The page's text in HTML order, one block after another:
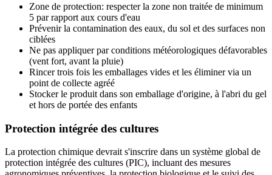
Zone de protection: respecter la zone non traitée de minimum
5 par rapport aux cours d'eau
Prévenir la contamination des eaux, du sol et des surfaces non
ciblées
Ne pas appliquer par conditions météorologiques défavorables
(vent fort, avant la pluie)
Rincer trois fois les emballages vides et les éliminer via un
point de collecte agréé
Stocker le produit dans son emballage d'origine, à l'abri du gel
et hors de portée des enfants
Protection intégrée des cultures
La protection chimique devrait s'inscrire dans un système global de
protection intégrée des cultures (PIC), incluant des mesures